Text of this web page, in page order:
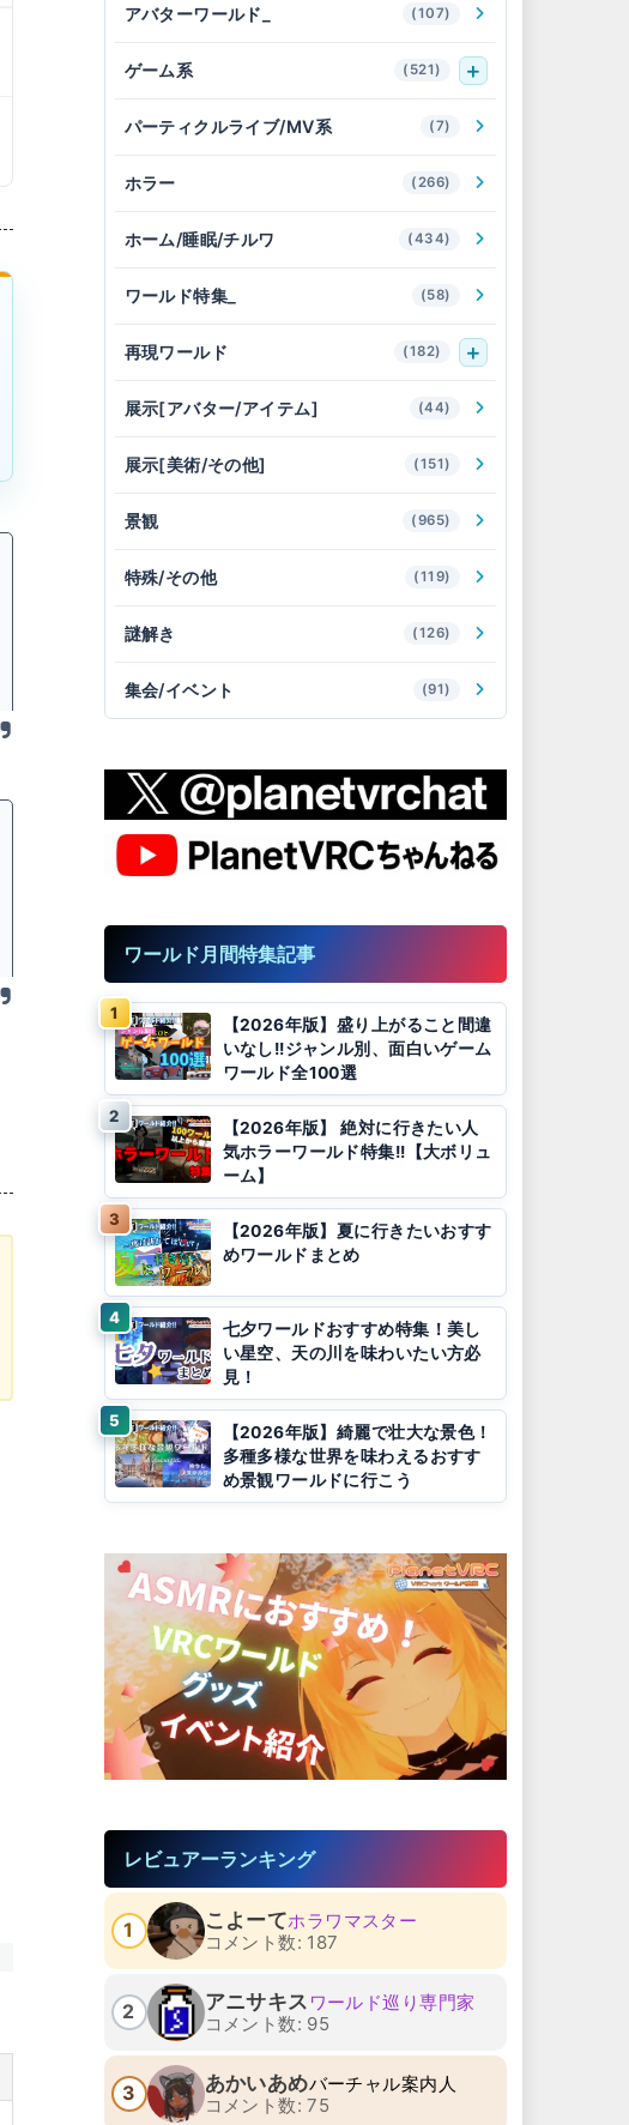
アバターワールド_ (107)
ゲーム系 (521)
パーティクルライブ/MV系 (7)
ホラー (266)
ホーム/睡眠/チルワ (434)
ワールド特集_ (58)
再現ワールド (182)
展示[アバター/アイテム] (44)
展示[美術/その他] (151)
景観 (965)
特殊/その他 (119)
謎解き (126)
集会/イベント (91)
ワールド月間特集記事
【2026年版】盛り上がること間違
いなし!!ジャンル別、面白いゲーム
ワールド全100選
【2026年版】 絶対に行きたい人
気ホラーワールド特集!!【大ボリュ
ーム】
【2026年版】夏に行きたいおすす
めワールドまとめ
七夕ワールドおすすめ特集！美し
い星空、天の川を味わいたい方必
見！
【2026年版】綺麗で壮大な景色！
多種多様な世界を味わえるおすす
め景観ワールドに行こう
レビュアーランキング
1 こよーてホラワマスター
コメント数: 187
2 アニサキス ワールド巡り専門家
コメント数: 95
3 あかいあめバーチャル案内人
コメント数: 75